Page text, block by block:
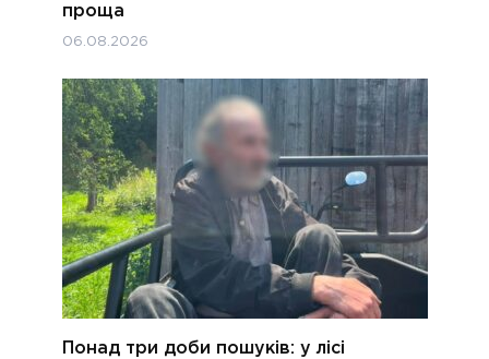
проща
06.08.2026
Понад три доби пошуків: у лісі